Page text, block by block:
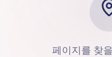
페이지를 찾